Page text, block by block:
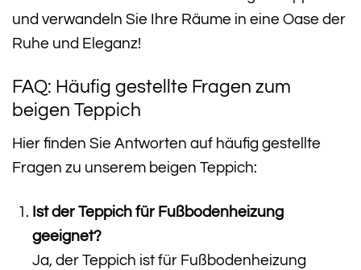
und verwandeln Sie Ihre Räume in eine Oase der
Ruhe und Eleganz!
FAQ: Häufig gestellte Fragen zum
beigen Teppich
Hier finden Sie Antworten auf häufig gestellte
Fragen zu unserem beigen Teppich:
Ist der Teppich für Fußbodenheizung
geeignet?
Ja, der Teppich ist für Fußbodenheizung